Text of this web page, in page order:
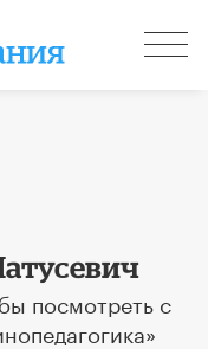
посмотреть с